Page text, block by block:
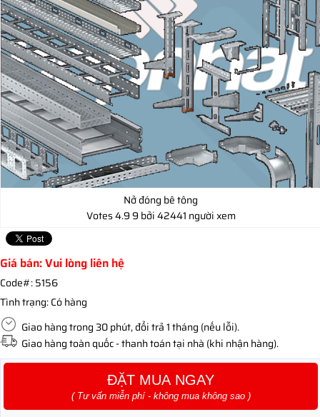
Nở đóng bê tông
Votes4.99bởi 42441 người xem
Giá bán: Vui lòng liên hệ
Code#:5156
Tình trạng:Có hàng
Giao hàng trong 30 phút, đổi trả 1 tháng (nếu lỗi).
Giao hàng toàn quốc - thanh toán tại nhà (khi nhận hàng).
ĐẶT MUA NGAY
( Tư vấn miễn phí - không mua không sao )